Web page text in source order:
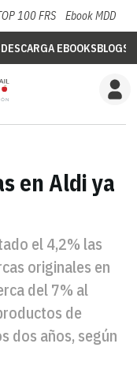
100 FRS Ebook MDD
DESCARGA EBOOKSBLOGS
en Aldi ya
el 4,2% las
originales en
del 7% al
de
dos años, según